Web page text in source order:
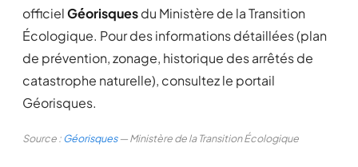
officielGéorisquesdu Ministère de la Transition
Écologique. Pour des informations détaillées (plan
de prévention, zonage, historique des arrêtés de
catastrophe naturelle), consultez le portail
Géorisques.
Source :Géorisques— Ministère de la Transition Écologique